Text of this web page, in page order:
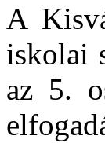
A
iskolai
az 5.